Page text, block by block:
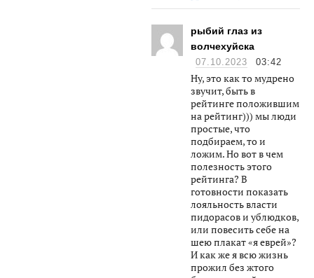
рыбий глаз из
волчехуйска
07.10.2023 03:42
Ну, это как то мудрено
звучит, быть в
рейтинге положившим
на рейтинг))) мы люди
простые, что
подбираем, то и
ложим. Но вот в чем
полезность этого
рейтинга? В
готовности показать
лояльность власти
пидорасов и ублюдков,
или повесить себе на
шею плакат «я еврей»?
И как же я всю жизнь
прожил без жтого